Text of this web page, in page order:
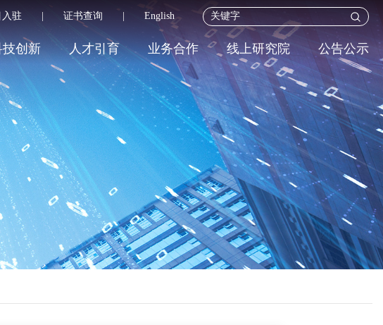
驻 证书查询 English
技创新 人才引育 业务合作 线上研究院 公告公示